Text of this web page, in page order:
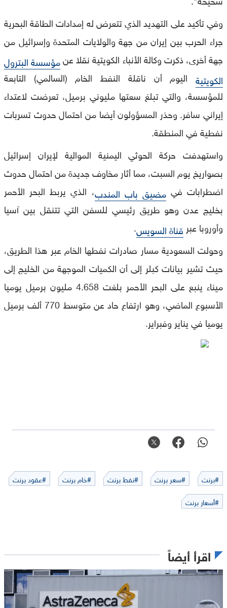
وفي تأكيد على التهديد الذي تتعرض له إمدادات الطاقة البحرية
جراء الحرب بين إيران من جهة والولايات المتحدة وإسرائيل من
جهة أخرى، ذكرت وكالة الأنباء الكويتية نقلا عنمؤسسة البترول
الكويتية اليوم أن ناقلة النفط الخام (السالمي) التابعة
للمؤسسة، والتي تبلغ سعتها مليوني برميل، تعرضت لاعتداء
إيراني سافر. وحذر المسؤولون أيضا من احتمال حدوث تسربات
نفطية في المنطقة.
واستهدفت حركة الحوثي اليمنية الموالية لإيران إسرائيل
بصواريخ يوم السبت، مما أثار مخاوف جديدة من احتمال حدوث
اضطرابات في مضيق باب المندب، الذي يربط البحر الأحمر
بخليج عدن وهو طريق رئيسي للسفن التي تتنقل بين آسيا
وأوروبا عبر قناة السويس.
وحولت السعودية مسار صادرات نفطها الخام عبر هذا الطريق،
حيث تشير بيانات كبلر إلى أن الكميات الموجهة من الخليج إلى
ميناء ينبع على البحر الأحمر بلغت 4.658 مليون برميل يوميا
الأسبوع الماضي، وهو ارتفاع حاد عن متوسط 770 ألف برميل
يوميا في يناير وفبراير.
#برنت #سعر برنت #نفط برنت #خام برنت
#عقود برنت
#أسعار برنت
اقرأ أيضاً